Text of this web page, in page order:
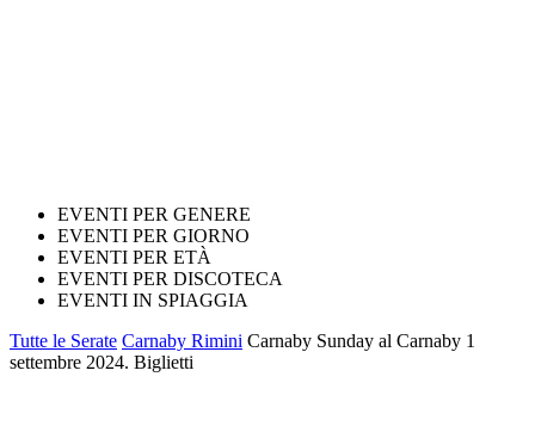
EVENTI PER GENERE
EVENTI PER GIORNO
EVENTI PER ETÀ
EVENTI PER DISCOTECA
EVENTI IN SPIAGGIA
Tutte le Serate Carnaby Rimini Carnaby Sunday al Carnaby 1
settembre 2024. Biglietti